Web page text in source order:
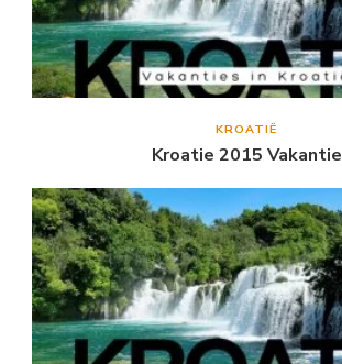
KROATIË
Kroatie 2015 Vakantie